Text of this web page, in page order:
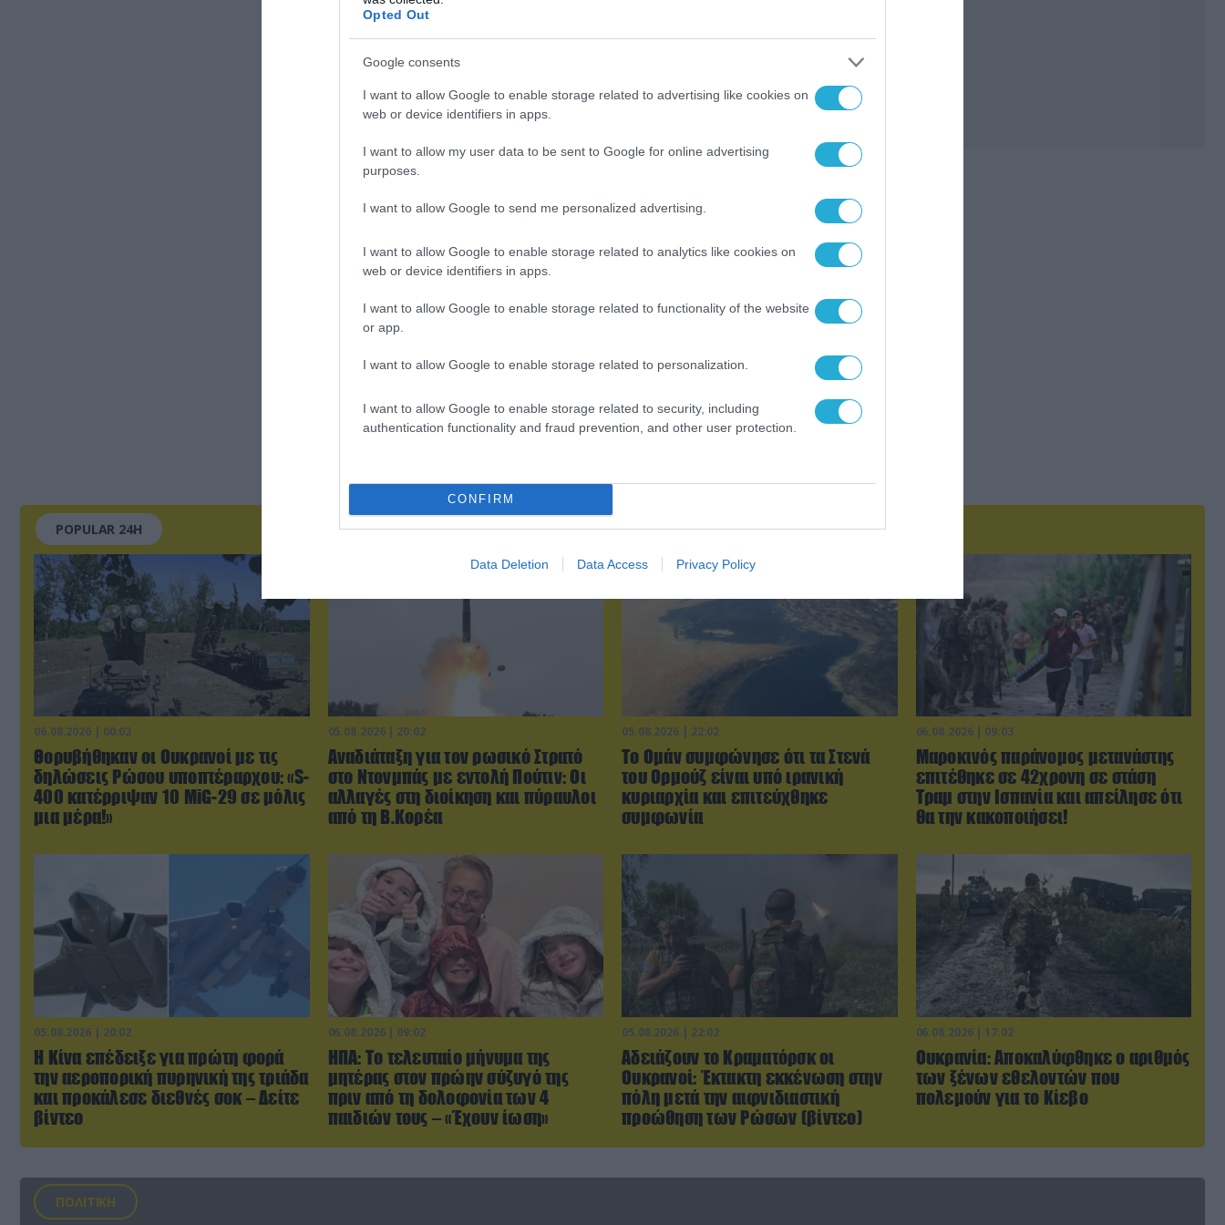
Opted Out
Google consents
I want to allow Google to enable storage related to advertising like cookies on
web or device identifiers in apps.
I want to allow my user data to be sent to Google for online advertising
purposes.
I want to allow Google to send me personalized advertising.
I want to allow Google to enable storage related to analytics like cookies on
web or device identifiers in apps.
I want to allow Google to enable storage related to functionality of the website
or app.
I want to allow Google to enable storage related to personalization.
I want to allow Google to enable storage related to security, including
authentication functionality and fraud prevention, and other user protection.
CONFIRM
Data Deletion Data Access Privacy Policy
POPULAR 24H
06.08.2026 | 00:02
Θορυβήθηκαν οι Ουκρανοί με τις
δηλώσεις Ρώσου υποπτέραρχου: «S-
400 κατέρριψαν 10 MiG-29 σε μόλις
μια μέρα!»
05.08.2026 | 20:02
Αναδιάταξη για τον ρωσικό Στρατό
στο Ντονμπάς με εντολή Πούτιν: Οι
αλλαγές στη διοίκηση και πύραυλοι
από τη Β.Κορέα
05.08.2026 | 22:02
Το Ομάν συμφώνησε ότι τα Στενά
του Ορμούζ είναι υπό ιρανική
κυριαρχία και επιτεύχθηκε
συμφωνία
06.08.2026 | 09:03
Μαροκινός παράνομος μετανάστης
επιτέθηκε σε 42χρονη σε στάση
Τραμ στην Ισπανία και απείλησε ότι
θα την κακοποιήσει!
05.08.2026 | 20:02
Η Κίνα επέδειξε για πρώτη φορά
την αεροπορική πυρηνική της τριάδα
και προκάλεσε διεθνές σοκ – Δείτε
βίντεο
06.08.2026 | 09:02
ΗΠΑ: Το τελευταίο μήνυμα της
μητέρας στον πρώην σύζυγό της
πριν από τη δολοφονία των 4
παιδιών τους – «Έχουν ίωση»
05.08.2026 | 22:02
Αδειάζουν το Κραματόρσκ οι
Ουκρανοί: Έκτακτη εκκένωση στην
πόλη μετά την αιφνιδιαστική
προώθηση των Ρώσων (βίντεο)
06.08.2026 | 17:02
Ουκρανία: Αποκαλύφθηκε ο αριθμός
των ξένων εθελοντών που
πολεμούν για το Κίεβο
ΠΟΛΙΤΙΚΗ